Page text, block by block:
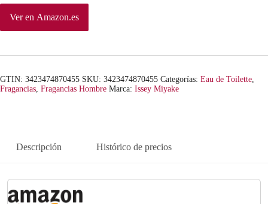
Ver en Amazon.es
GTIN: 3423474870455 SKU: 3423474870455 Categorías: Eau de Toilette,
Fragancias, Fragancias Hombre Marca: Issey Miyake
Descripción Histórico de precios